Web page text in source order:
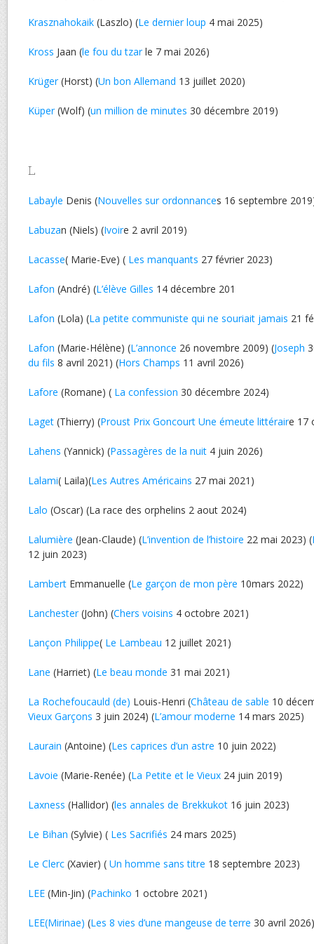
Krasznahokaik (Laszlo) (Le dernier loup 4 mai 2025)
Kross Jaan (le fou du tzarle 7 mai 2026)
Krüger(Horst) (Un bon Allemand 13 juillet 2020)
Küper(Wolf) (un million de minutes 30 décembre 2019)
L
Labayle Denis (Nouvelles sur ordonnances 16 septembre
Labuzan (Niels) (Ivoire 2 avril 2019)
Lacasse( Marie-Eve) ( Les manquants 27 février 2023)
Lafon (André) (L’élève Gilles 14 décembre 201
Lafon (Lola) (La petite communiste qui ne souriait jamais 21
Lafon (Marie-Hélène) (L’annonce 26 novembre 2009) (Joseph
du fils 8 avril 2021) (Hors Champs 11 avril 2026)
Lafore (Romane) ( La confession 30 décembre 2024)
Laget (Thierry) (Proust Prix Goncourt Une émeute littéraire 17
Lahens (Yannick) (Passagères de la nuit 4 juin 2026)
Lalami( Laila)(Les Autres Américains 27 mai 2021)
Lalo (Oscar) (La race des orphelins 2 aout 2024)
Lalumière (Jean-Claude) (L’invention de l’histoire 22 mai 2023) (
12 juin 2023)
Lambert Emmanuelle (Le garçon de mon père 10mars 2022)
Lanchester(John) (Chers voisins 4 octobre 2021)
Lançon Philippe( Le Lambeau 12 juillet 2021)
Lane (Harriet) (Le beau monde 31 mai 2021)
La Rochefoucauld (de) Louis-Henri (Château de sable 10
Vieux Garçons 3 juin 2024) (L’amour moderne 14 mars 2025)
Laurain (Antoine) (Les caprices d’un astre 10 juin 2022)
Lavoie (Marie-Renée) (La Petite et le Vieux 24 juin 2019)
Laxness (Hallidor) (les annales de Brekkukot 16 juin 2023)
Le Bihan (Sylvie) ( Les Sacrifiés 24 mars 2025)
Le Clerc (Xavier) ( Un homme sans titre 18 septembre 2023)
LEE (Min-Jin) (Pachinko 1 octobre 2021)
LEE(Mirinae) (Les 8 vies d’une mangeuse de terre 30 avril 2026)